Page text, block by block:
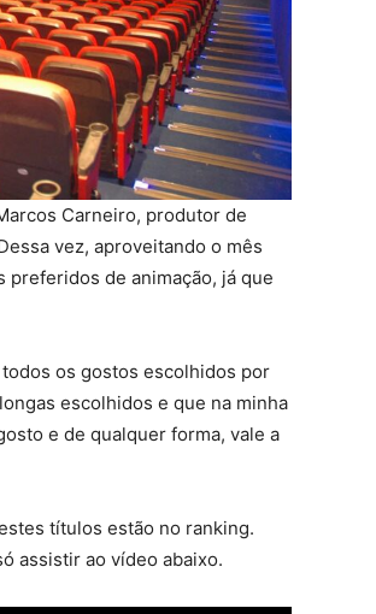
Carneiro, produtor de
vez, aproveitando o mês
de animação, já que
todos os gostos escolhidos por
escolhidos e que na minha
e de qualquer forma, vale a
títulos estão no ranking.
assistir ao vídeo abaixo.